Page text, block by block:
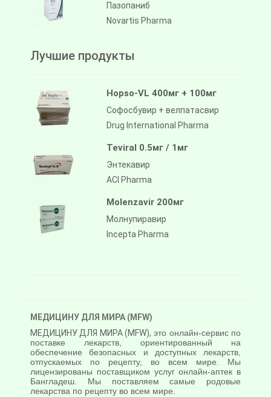
Пазопаниб
Novartis Pharma
Лучшие продукты
Hopso-VL 400мг + 100мг
Софосбувир + велпатасвир
Drug International Pharma
Teviral 0.5мг / 1мг
Энтекавир
ACI Pharma
Molenzavir 200мг
Молнупиравир
Incepta Pharma
МЕДИЦИНУ ДЛЯ МИРА (MFW)
МЕДИЦИНУ ДЛЯ МИРА (MFW), это онлайн-сервис по
поставке лекарств, ориентированный на
обеспечение безопасных и доступных лекарств,
отпускаемых по рецепту, во всем мире. Мы
лицензированы поставщиком услуг онлайн-аптек в
Бангладеш. Мы поставляем самые родовые
лекарства по рецепту во всем мире.